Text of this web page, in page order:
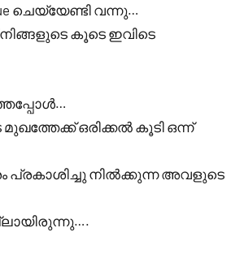
ചെയ്യേണ്ടി വന്നു…
കൂടെ ഇവിടെ
ഒരിക്കൽ കൂടി ഒന്ന്
പ്രകാശിച്ചു നിൽക്കുന്ന അവളുടെ